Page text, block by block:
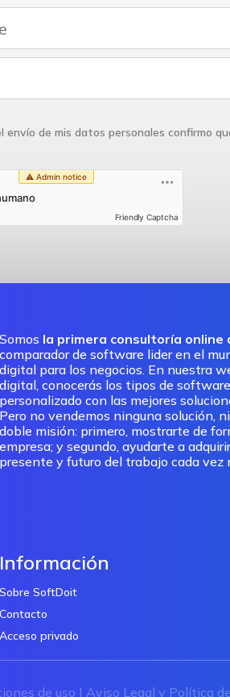
de mis datos personales confirmo
Friendly Captcha
Somos la primera consultoría
comparador de software lider en el
digital para los negocios. En nuestra
digital, conocerás los tipos de
personalizado con las mejores
Pero no vendemos ninguna solución,
doble misión: primero, mostrarte de
empresa; y segundo, ayudarte a
presente y futuro del trabajo cada vez
Información
Sobre SoftDoit
Contacto
Acceso privado
de uso | Aviso Legal y Política